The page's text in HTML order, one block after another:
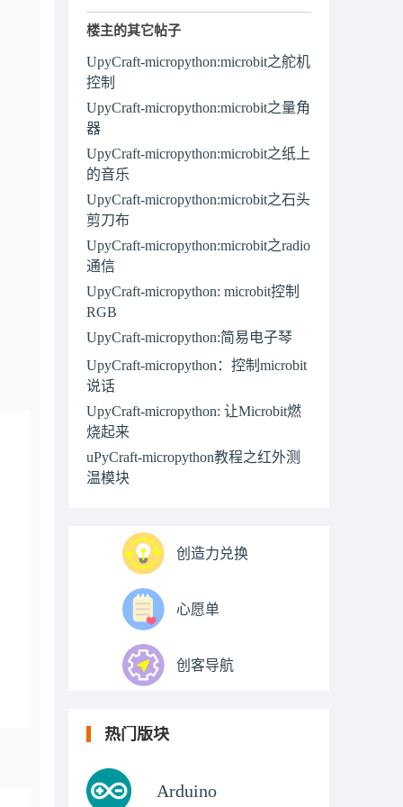
楼主的其它帖子
UpyCraft-micropython:microbit之舵机
控制
UpyCraft-micropython:microbit之量角
器
UpyCraft-micropython:microbit之纸上
的音乐
UpyCraft-micropython:microbit之石头
剪刀布
UpyCraft-micropython:microbit之radio
通信
UpyCraft-micropython: microbit控制
RGB
UpyCraft-micropython:简易电子琴
UpyCraft-micropython：控制microbit
说话
UpyCraft-micropython: 让Microbit燃
烧起来
uPyCraft-micropython教程之红外测
温模块
创造力兑换
心愿单
创客导航
热门版块
Arduino